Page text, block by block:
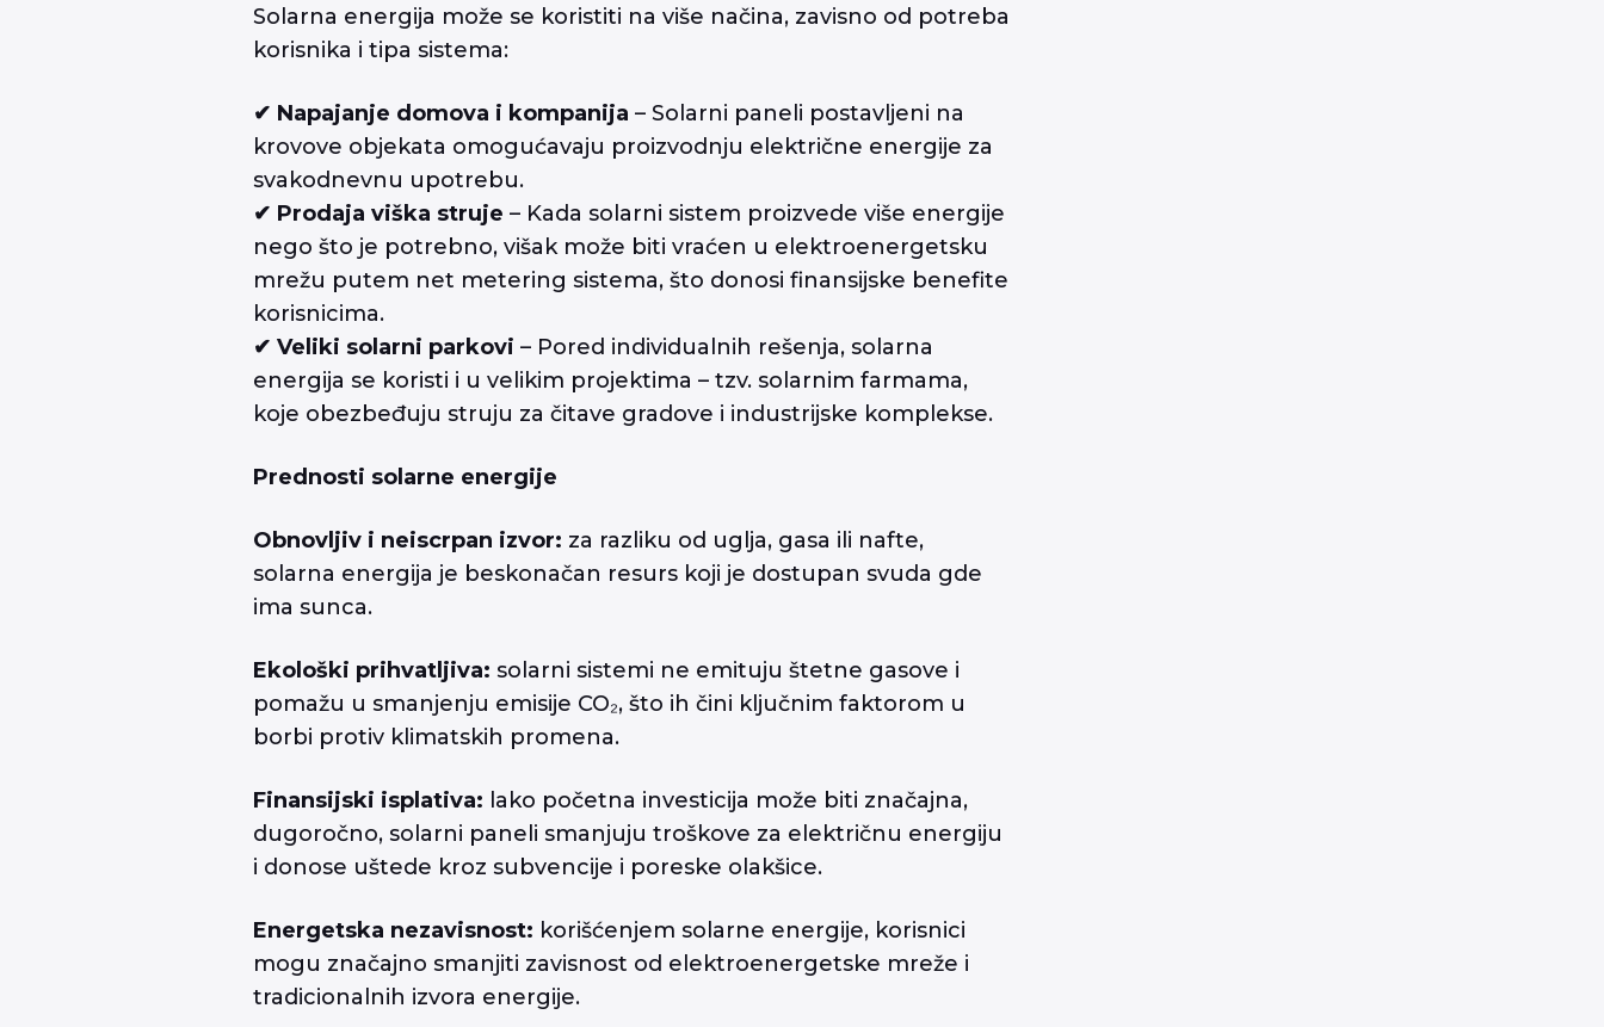
Solarna energija može se koristiti na više načina, zavisno od potreba
korisnika i tipa sistema:
✔ Napajanje domova i kompanija – Solarni paneli postavljeni na
krovove objekata omogućavaju proizvodnju električne energije za
svakodnevnu upotrebu.
✔ Prodaja viška struje – Kada solarni sistem proizvede više energije
nego što je potrebno, višak može biti vraćen u elektroenergetsku
mrežu putem net metering sistema, što donosi finansijske benefite
korisnicima.
✔ Veliki solarni parkovi – Pored individualnih rešenja, solarna
energija se koristi i u velikim projektima – tzv. solarnim farmama,
koje obezbeđuju struju za čitave gradove i industrijske komplekse.
Prednosti solarne energije
Obnovljiv i neiscrpan izvor: za razliku od uglja, gasa ili nafte,
solarna energija je beskonačan resurs koji je dostupan svuda gde
ima sunca.
Ekološki prihvatljiva: solarni sistemi ne emituju štetne gasove i
pomažu u smanjenju emisije CO₂, što ih čini ključnim faktorom u
borbi protiv klimatskih promena.
Finansijski isplativa: lako početna investicija može biti značajna,
dugoročno, solarni paneli smanjuju troškove za električnu energiju
i donose uštede kroz subvencije i poreske olakšice.
Energetska nezavisnost: korišćenjem solarne energije, korisnici
mogu značajno smanjiti zavisnost od elektroenergetske mreže i
tradicionalnih izvora energije.